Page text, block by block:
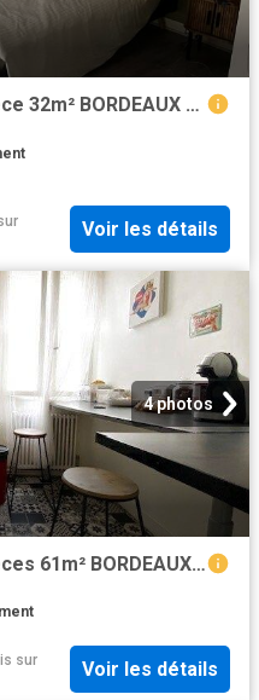
Location Appartement 1 pièce 32m² BORDEAUX 33000
Voir les détails
4 photos
Location Appartement 3 pièces 61m² BORDEAUX 33000
sur
Voir les détails